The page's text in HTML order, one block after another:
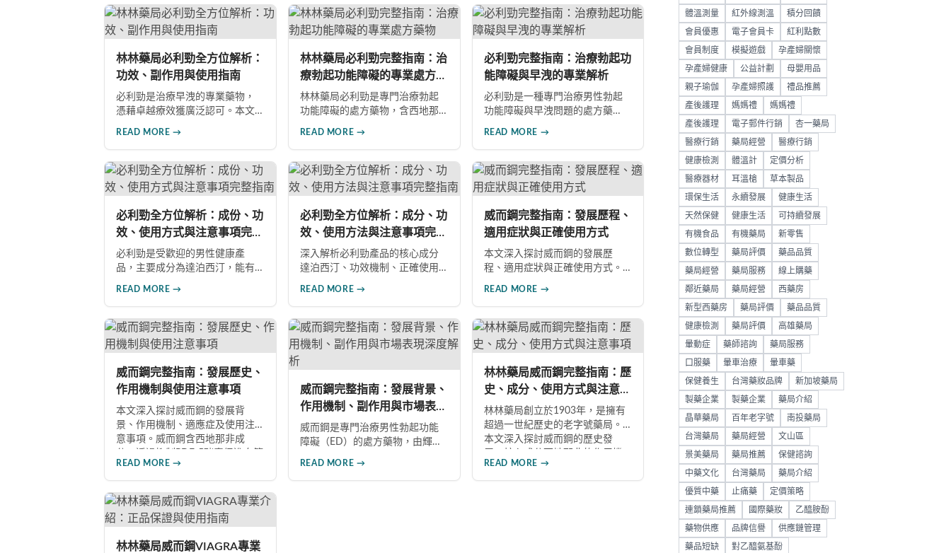
林林藥局必利勁全方位解析：
功效、副作用與使用指南
必利勁是治療早洩的專業藥物，
憑藉卓越療效獲廣泛認可。本文
出明智選擇。
READ MORE →
林林藥局必利勁完整指南：治
療勃起功能障礙的專業處方藥
物
林林藥局必利勁是專門治療勃起
功能障礙的處方藥物，含西地那
者全面了解此藥物的快速起效、
長效持續等優勢，以及使用時需
注意的副作用與安全事項。
READ MORE →
必利勁完整指南：治療勃起功
能障礙與早洩的專業解析
必利勁是一種專門治療男性勃起
功能障礙與早洩問題的處方藥
認知，了解如何安全使用此藥物
改善性功能問題。
READ MORE →
必利勁全方位解析：成份、功
效、使用方式與注意事項完整
指南
必利勁是受歡迎的男性健康產
品，主要成分為達泊西汀，能有
幫助男性朋友了解如何在醫師指
導下安全使用，提升性生活品質
並重拾自信。
READ MORE →
必利勁全方位解析：成分、功
效、使用方法與注意事項完整
指南
深入解析必利勁產品的核心成分
達泊西汀、功效機制、正確使用
男性增強產品的特性，在專業指
導下做出明智選擇，有效改善勃
READ MORE →
威而鋼完整指南：發展歷程、
適用症狀與正確使用方式
本文深入探討威而鋼的發展歷
程、適用症狀與正確使用方式。
使用注意事項、可能的副作用，
以及相關研究成果，幫助讀者全
面了解這類藥物並在醫師指導下
做出明智決定。
READ MORE →
威而鋼完整指南：發展歷史、
作用機制與使用注意事項
本文深入探討威而鋼的發展背
景、作用機制、適應症及使用注
意事項。威而鋼含西地那非成
擴張，有效治療男性勃起功能障
礙。使用前應經醫師評估，注意
禁忌症與副作用，確保用藥安
READ MORE →
威而鋼完整指南：發展背景、
作用機制、副作用與市場表現
深度解析
威而鋼是專門治療男性勃起功能
障礙（ED）的處方藥物，由輝瑞
READ MORE →
林林藥局威而鋼完整指南：歷
史、成分、使用方式與注意事
項
林林藥局創立於1903年，是擁有
超過一世紀歷史的老字號藥局。
本文深入探討威而鋼的歷史發
制、正確使用方式（50mg與
100mg規格選擇）、服用注意事
READ MORE →
林林藥局威而鋼VIAGRA專業
體溫測量 紅外線測溫 積分回饋
會員優惠 電子會員卡 紅利點數
會員制度 模擬遊戲 孕產婦關懷
孕產婦健康 公益計劃 母嬰用品
親子瑜伽 孕產婦照護 禮品推薦
產後護理 媽媽禮 媽媽禮
產後護理 電子郵件行銷 杏一藥局
醫療行銷 藥局經營 醫療行銷
健康檢測 體溫計 定價分析
醫療器材 耳溫槍 草本製品
環保生活 永續發展 健康生活
天然保健 健康生活 可持續發展
有機食品 有機藥局 新零售
數位轉型 藥局評價 藥品品質
藥局經營 藥局服務 線上購藥
鄰近藥局 藥局經營 西藥房
新型西藥房 藥局評價 藥品品質
健康檢測 藥局評價 高雄藥局
暈動症 藥師諮詢 藥局服務
口服藥 暈車治療 暈車藥
保健養生 台灣藥妝品牌 新加坡藥局
製藥企業 製藥企業 藥局介紹
晶華藥局 百年老字號 南投藥局
台灣藥局 藥局經營 文山區
景美藥局 藥局推薦 保健諮詢
中藥文化 台灣藥局 藥局介紹
優質中藥 止痛藥 定價策略
連鎖藥局推薦 國際藥妝 乙醯胺酚
藥物供應 品牌信譽 供應鏈管理
藥品短缺 對乙醯氨基酚